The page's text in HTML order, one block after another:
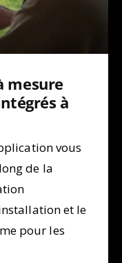
mesure
à
vous
de la
et le
pour les